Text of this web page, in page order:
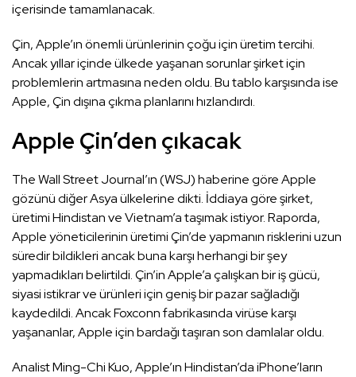
içerisinde tamamlanacak.
Çin, Apple’ın önemli ürünlerinin çoğu için üretim tercihi.
Ancak yıllar içinde ülkede yaşanan sorunlar şirket için
problemlerin artmasına neden oldu. Bu tablo karşısında ise
Apple, Çin dışına çıkma planlarını hızlandırdı.
Apple Çin’den çıkacak
The Wall Street Journal’ın (WSJ) haberine göre Apple
gözünü diğer Asya ülkelerine dikti. İddiaya göre şirket,
üretimi Hindistan ve Vietnam’a taşımak istiyor. Raporda,
Apple yöneticilerinin üretimi Çin’de yapmanın risklerini uzun
süredir bildikleri ancak buna karşı herhangi bir şey
yapmadıkları belirtildi. Çin’in Apple’a çalışkan bir iş gücü,
siyasi istikrar ve ürünleri için geniş bir pazar sağladığı
kaydedildi. Ancak Foxconn fabrikasında virüse karşı
yaşananlar, Apple için bardağı taşıran son damlalar oldu.
Analist Ming-Chi Kuo, Apple’ın Hindistan’da iPhone’ların